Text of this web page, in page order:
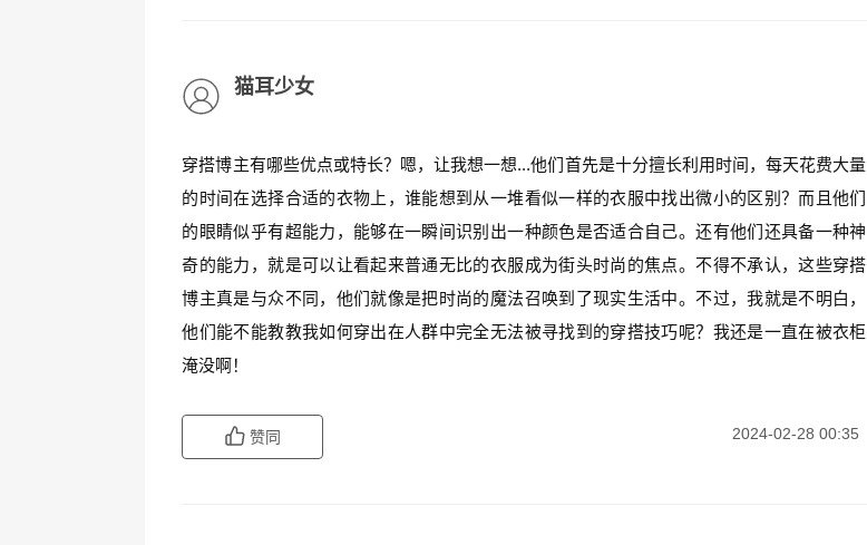
猫耳少女
穿搭博主有哪些优点或特长？嗯，让我想一想...他们首先是十分擅长利用时间，每天花费大量
的时间在选择合适的衣物上，谁能想到从一堆看似一样的衣服中找出微小的区别？而且他们
的眼睛似乎有超能力，能够在一瞬间识别出一种颜色是否适合自己。还有他们还具备一种神
奇的能力，就是可以让看起来普通无比的衣服成为街头时尚的焦点。不得不承认，这些穿搭
博主真是与众不同，他们就像是把时尚的魔法召唤到了现实生活中。不过，我就是不明白，
他们能不能教教我如何穿出在人群中完全无法被寻找到的穿搭技巧呢？我还是一直在被衣柜
淹没啊！
赞同 2024-02-28 00:35